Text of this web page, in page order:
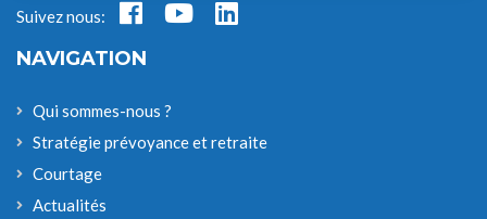
Suivez nous:
NAVIGATION
Qui sommes-nous ?
Stratégie prévoyance et retraite
Courtage
Actualités